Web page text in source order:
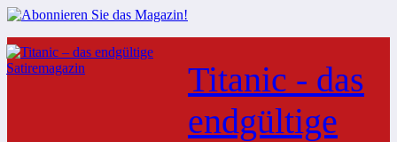
Zum
Inhalt
springen
Titanic - das
endgültige